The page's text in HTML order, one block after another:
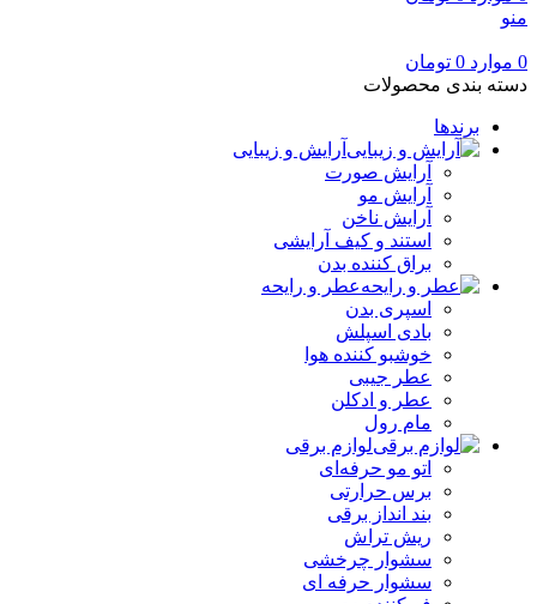
0
تومان
بندی محصولات
برندها
آرایش و زیبایی
آرایش صورت
آرایش مو
آرایش ناخن
استند و کیف آرایشی
براق کننده بدن
عطر و رایحه
اسپری بدن
بادی اسپلش
خوشبو کننده هوا
عطر جیبی
عطر و ادکلن
مام رول
لوازم برقی
اتو مو حرفه‌ای
برس حرارتی
بند انداز برقی
ریش تراش
سشوار چرخشی
سشوار حرفه ای